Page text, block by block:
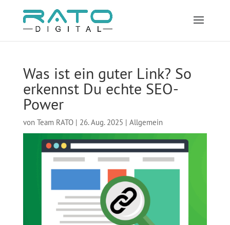
Was ist ein guter Link? So
erkennst Du echte SEO-
Power
von Team RATO| 26. Aug. 2025 | Allgemein